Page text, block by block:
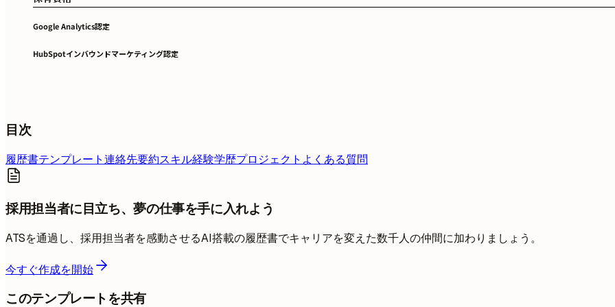
Google Analytics認定
HubSpotインバウンドマーケティング認定
目次
履歴書テンプレート連絡先要約スキル経験学歴プロジェクト よくある質問
採用担当者に目立ち、夢の仕事を手に入れよう
ATSを通過し、採用担当者を感動させるAI搭載の履歴書でキャリアを変えた数千人の仲間に加わりましょう。
今すぐ作成を開始
このテンプレートを共有